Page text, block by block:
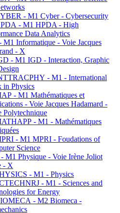
- M1 Cyber - Cybersecurity
- M1 HPDA - High
Data Analytics
M1 Informatique - Voie Jacques
- X
- M1 IGD - Interaction, Graphic
- M1 - International
in Physics
- M1 Mathématiques et
- Voie Jacques Hadamard -
Polytechnique
- M1 - Mathématiques
- M1 MPRI - Foudations of
Science
M1 Physique - Voie Irène Joliot
- X
- M1 - Physics
- M1 - Sciences and
for Energy
- M2 Biomeca -